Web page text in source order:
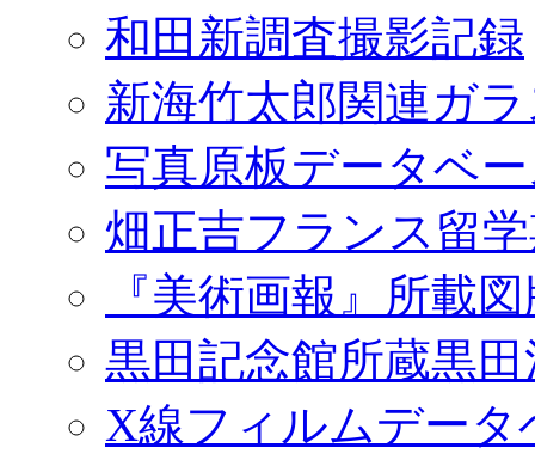
和田新調査撮影記録
新海竹太郎関連ガ
写真原板データベ
畑正吉フランス留
『美術画報』所載
黒田記念館所蔵黒
X線フィルムデータ